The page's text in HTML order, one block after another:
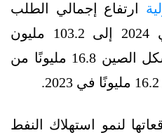
ارتفاع إجمالي الطلب
العالمي على النفط في 2024 إلى 103.2 مليون
برميل يوميًا، على أن تُشكل الصين 16.8 مليونًا من
لنمو استهلاك النفط